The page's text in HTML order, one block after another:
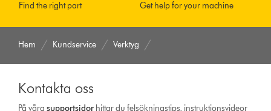
Find the right part Get help for your machine
Hem Kundservice Verktyg
Kontakta oss
På vårasupport­sidor hittar du felsökningstips, instruktionsvideor